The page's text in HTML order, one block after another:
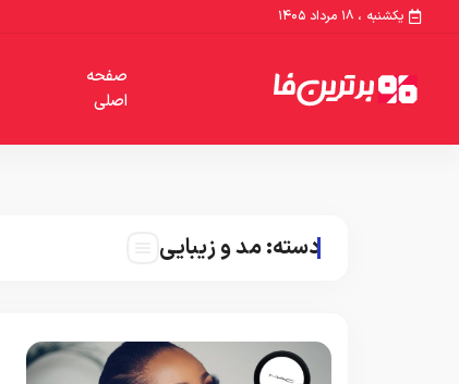
یکشنبه ، ۱۸ مرداد ۱۴۰۵
صفحه
اصلی
دسته:مد و زیبایی